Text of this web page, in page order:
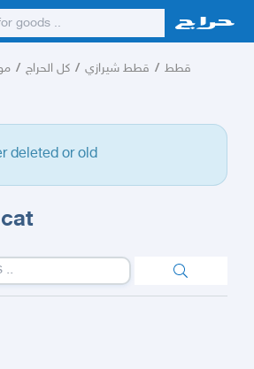
/ كل الحراج / قطط شيرازي / قطط
deleted or old